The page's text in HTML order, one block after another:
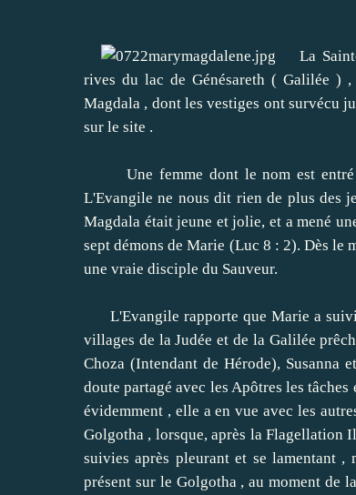
La
rives du lac de Génésareth ( Galilée )
Magdala , dont les vestiges ont survécu
sur le site .
Une femme dont le nom est entré à
L'Evangile ne nous dit rien de plus des
Magdala était jeune et jolie, et a mené
sept démons de Marie (Luc 8 : 2). Dès le
une vraie disciple du Sauveur.
L'Evangile rapporte que Marie a
villages de la Judée et de la Galilée
Choza (Intendant de Hérode), Susanna
doute partagé avec les Apôtres les
évidemment , elle a en vue avec les
Golgotha ​​, lorsque, après la Flagellation
suivies après pleurant et se lamentant ,
présent sur ​​le Golgotha ​​, au moment de